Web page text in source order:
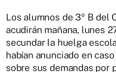
Los alumnos de 3º B del
acudirán mañana, lunes
secundar la huelga
habían anunciado en
sobre sus demandas por